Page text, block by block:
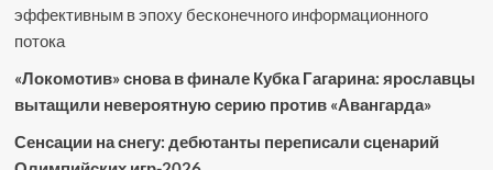
эффективным в эпоху бесконечного информационного
потока
«Локомотив» снова в финале Кубка Гагарина: ярославцы
вытащили невероятную серию против «Авангарда»
Сенсации на снегу: дебютанты переписали сценарий